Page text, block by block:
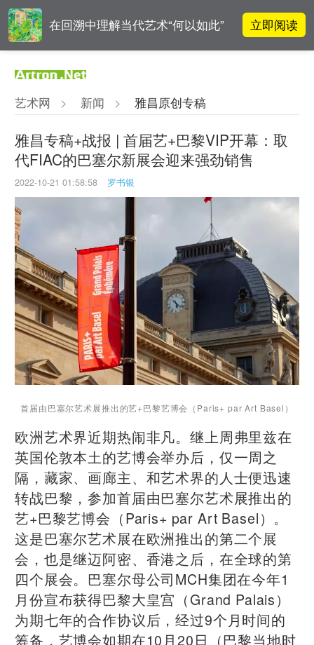
在回溯中理解当代艺术“何以如此” 立即阅读
粤籍留美艺术家
吕晓：北京画院两个中心十年 跨学
科带来齐白石研究新突破
OCAT上海馆：参与构建上海艺术生
态的十年
艺术网 > 新闻 > 雅昌原创专稿
雅昌专稿+战报 | 首届艺+巴黎VIP开幕：取
代FIAC的巴塞尔新展会迎来强劲销售
2022-10-21 01:58:58 罗书银
首届由巴塞尔艺术展推出的艺+巴黎艺博会（Paris+ par Art Basel）
欧洲艺术界近期热闹非凡。继上周弗里兹在
英国伦敦本土的艺博会举办后，仅一周之
隔，藏家、画廊主、和艺术界的人士便迅速
转战巴黎，参加首届由巴塞尔艺术展推出的
艺+巴黎艺博会（Paris+ par Art Basel）。
这是巴塞尔艺术展在欧洲推出的第二个展
会，也是继迈阿密、香港之后，在全球的第
四个展会。巴塞尔母公司MCH集团在今年1
月份宣布获得巴黎大皇宫（Grand Palais）
为期七年的合作协议后，经过9个月时间的
筹备，艺博会如期在10月20日（巴黎当地时